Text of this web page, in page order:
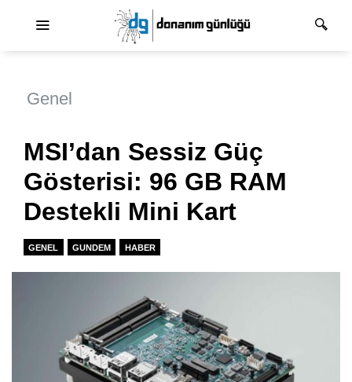
Genel
MSI’dan Sessiz Güç
Gösterisi: 96 GB RAM
Destekli Mini Kart
GENEL GUNDEM HABER